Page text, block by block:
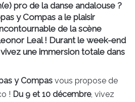
pro de la danse andalouse ?
y Compas a le plaisir
de la scène
Leal ! Durant le week-end
une immersion totale dans
y Compas vous propose de
! Du 9 et 10 décembre, vivez